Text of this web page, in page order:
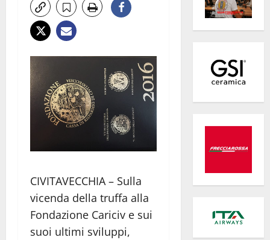
CIVITAVECCHIA – Sulla
vicenda della truffa alla
Fondazione Cariciv e sui
suoi ultimi sviluppi,